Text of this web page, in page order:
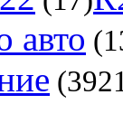
авто